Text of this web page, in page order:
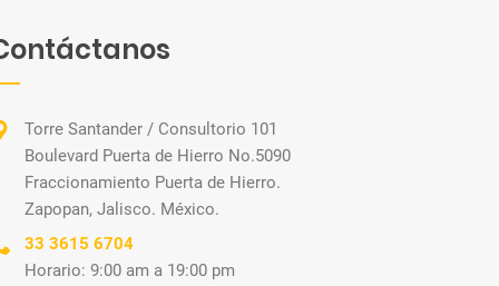
Torre Santander / Consultorio 101
Boulevard Puerta de Hierro No.5090
Fraccionamiento Puerta de Hierro.
Zapopan, Jalisco. México.
33 3615 6704
Horario: 9:00 am a 19:00 pm